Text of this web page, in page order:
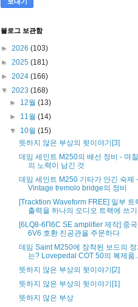
블로그 보관함
► 2026 (103)
► 2025 (181)
► 2024 (166)
▼ 2023 (168)
► 12월(13)
► 11월(14)
▼ 10월(15)
뜻하지 않은 부상의 뒷이야기[3]
데임 세인트 M250의 배선 정비 - 며
의 노력이 남긴 것
데임 세인트 M250 기타가 안긴 숙제 -
Vintage tremolo bridge의 정비
[Tracktion Waveform FREE] 일부 트
출력을 하나의 오디오 트랙에 쓰기
[6LQ8-6П6С SE amplifier 제작] 중
6V6 호환 진공관을 주문하다
데임 Saint M250에 장착된 보드의 정
는? Lovepedal COT 50의 복제품
뜻하지 않은 부상의 뒷이야기[2]
뜻하지 않은 부상의 뒷이야기[1]
뜻하지 않은 부상